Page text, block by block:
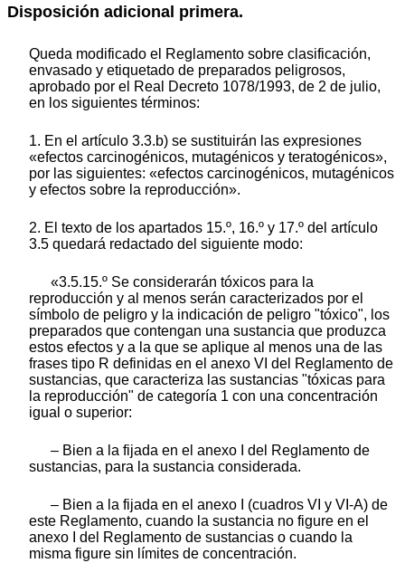
Disposición adicional primera.
Queda modificado el Reglamento sobre clasificación,
envasado y etiquetado de preparados peligrosos,
aprobado por el Real Decreto 1078/1993, de 2 de julio,
en los siguientes términos:
1. En el artículo 3.3.b) se sustituirán las expresiones
«efectos carcinogénicos, mutagénicos y teratogénicos»,
por las siguientes: «efectos carcinogénicos, mutagénicos
y efectos sobre la reproducción».
2. El texto de los apartados 15.º, 16.º y 17.º del artículo
3.5 quedará redactado del siguiente modo:
«3.5.15.º Se considerarán tóxicos para la
reproducción y al menos serán caracterizados por el
símbolo de peligro y la indicación de peligro "tóxico", los
preparados que contengan una sustancia que produzca
estos efectos y a la que se aplique al menos una de las
frases tipo R definidas en el anexo VI del Reglamento de
sustancias, que caracteriza las sustancias "tóxicas para
la reproducción" de categoría 1 con una concentración
igual o superior:
– Bien a la fijada en el anexo I del Reglamento de
sustancias, para la sustancia considerada.
– Bien a la fijada en el anexo I (cuadros VI y VI-A) de
este Reglamento, cuando la sustancia no figure en el
anexo I del Reglamento de sustancias o cuando la
misma figure sin límites de concentración.